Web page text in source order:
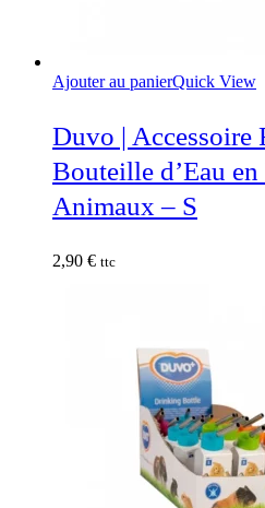
Ajouter au panierQuick View
Duvo | Accessoire
Bouteille d’Eau
Animaux – S
2,90 € ttc